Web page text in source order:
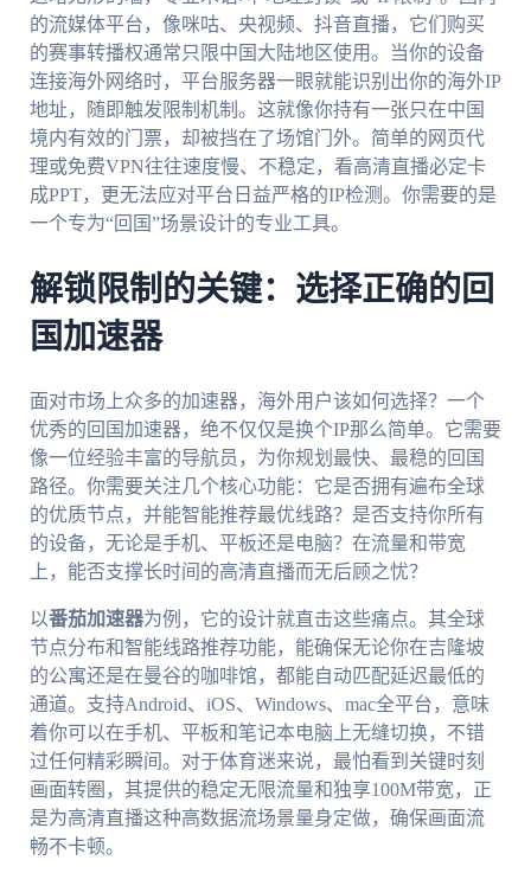
的流媒体平台，像咪咕、央视频、抖音直播，它们购买
的赛事转播权通常只限中国大陆地区使用。当你的设备
连接海外网络时，平台服务器一眼就能识别出你的海外IP
地址，随即触发限制机制。这就像你持有一张只在中国
境内有效的门票，却被挡在了场馆门外。简单的网页代
理或免费VPN往往速度慢、不稳定，看高清直播必定卡
成PPT，更无法应对平台日益严格的IP检测。你需要的是
一个专为“回国”场景设计的专业工具。
解锁限制的关键：选择正确的回
国加速器
面对市场上众多的加速器，海外用户该如何选择？一个
优秀的回国加速器，绝不仅仅是换个IP那么简单。它需要
像一位经验丰富的导航员，为你规划最快、最稳的回国
路径。你需要关注几个核心功能：它是否拥有遍布全球
的优质节点，并能智能推荐最优线路？是否支持你所有
的设备，无论是手机、平板还是电脑？在流量和带宽
上，能否支撑长时间的高清直播而无后顾之忧？
以番茄加速器为例，它的设计就直击这些痛点。其全球
节点分布和智能线路推荐功能，能确保无论你在吉隆坡
的公寓还是在曼谷的咖啡馆，都能自动匹配延迟最低的
通道。支持Android、iOS、Windows、mac全平台，意味
着你可以在手机、平板和笔记本电脑上无缝切换，不错
过任何精彩瞬间。对于体育迷来说，最怕看到关键时刻
画面转圈，其提供的稳定无限流量和独享100M带宽，正
是为高清直播这种高数据流场景量身定做，确保画面流
畅不卡顿。